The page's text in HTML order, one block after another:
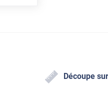
Découpe